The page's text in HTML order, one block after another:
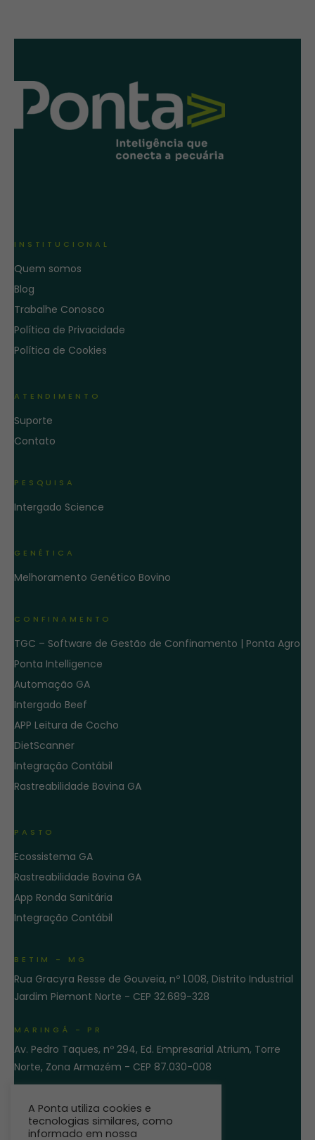
INSTITUCIONAL
Quem somos
Blog
Trabalhe Conosco
Política de Privacidade
Política de Cookies
ATENDIMENTO
Suporte
Contato
PESQUISA
Intergado Science
GENÉTICA
Melhoramento Genético Bovino
CONFINAMENTO
TGC – Software de Gestão de Confinamento | Ponta Agro
Ponta Intelligence
Automação GA
Intergado Beef
APP Leitura de Cocho
DietScanner
Integração Contábil
Rastreabilidade Bovina GA
PASTO
Ecossistema GA
Rastreabilidade Bovina GA
App Ronda Sanitária
Integração Contábil
BETIM - MG
Rua Gracyra Resse de Gouveia, nº 1.008, Distrito Industrial
Jardim Piemont Norte - CEP 32.689-328
MARINGÁ - PR
Av. Pedro Taques, nº 294, Ed. Empresarial Atrium, Torre
Norte, Zona Armazém - CEP 87.030-008
A Ponta utiliza cookies e
tecnologias similares, como
informado em nossa